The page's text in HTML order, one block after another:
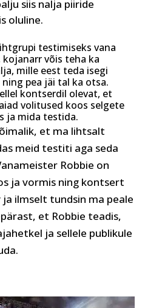
siis nalja piiride
oluline.
testimiseks vana
võis teha ka
mille eest teda isegi
pea jäi tal ka otsa.
kontserdil olevat, et
volitused koos selgete
ja mida testida.
et ma lihtsalt
meid testiti aga seda
Robbie on
ja vormis ning kontsert
ilmselt tundsin ma peale
et Robbie teadis,
ja sellele publikule